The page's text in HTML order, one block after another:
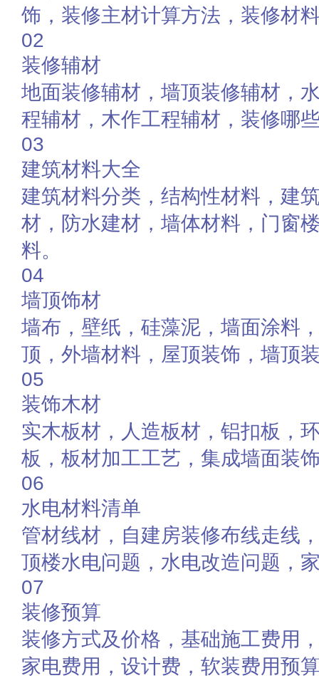
饰，装修主材计算方法，装修材
02
装修辅材
地面装修辅材，墙顶装修辅材，
程辅材，木作工程辅材，装修哪
03
建筑材料大全
建筑材料分类，结构性材料，建
材，防水建材，墙体材料，门窗
料。
04
墙顶饰材
墙布，壁纸，硅藻泥，墙面涂料
顶，外墙材料，屋顶装饰，墙顶
05
装饰木材
实木板材，人造板材，铝扣板，
板，板材加工工艺，集成墙面装
06
水电材料清单
管材线材，自建房装修布线走线
顶楼水电问题，水电改造问题，
07
装修预算
装修方式及价格，基础施工费用
家电费用，设计费，软装费用预